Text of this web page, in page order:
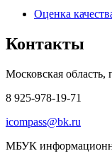
Оценка
Контакты
Московская
8 925-978-19-71
icompass@bk.ru
МБУК